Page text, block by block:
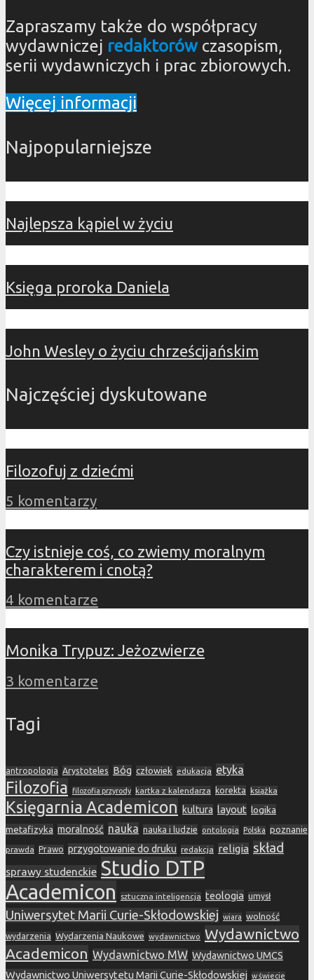
Zapraszamy także do współpracy
wydawniczej redaktorówczasopism,
serii wydawniczych i prac zbiorowych.
Więcej informacji
Najpopularniejsze
Najlepsza kąpiel w życiu
Księga proroka Daniela
John Wesley o życiu chrześcijańskim
Najczęściej dyskutowane
Filozofuj z dziećmi
5 komentarzy
Czy istnieje coś, co zwiemy moralnym
charakterem i cnotą?
4 komentarze
Monika Trypuz: Jeżozwierze
3 komentarze
Tagi
antropologia Arystoteles Bóg człowiek edukacja etyka
Filozofia filozofia przyrody kartka z kalendarza korekta książka
Księgarnia Academicon kultura layout logika
metafizyka moralność nauka nauka i ludzie ontologia Polska poznanie
prawda Prawo przygotowanie do druku redakcja religia skład
sprawy studenckie Studio DTP
Academicon
sztuczna inteligencja teologia umysł
Uniwersytet Marii Curie-Skłodowskiej wiara wolność
wydarzenia Wydarzenia Naukowe wydawnictwo Wydawnictwo
Academicon Wydawnictwo MW Wydawnictwo UMCS
Wydawnictwo Uniwersytetu Marii Curie-Skłodowskiej w świecie